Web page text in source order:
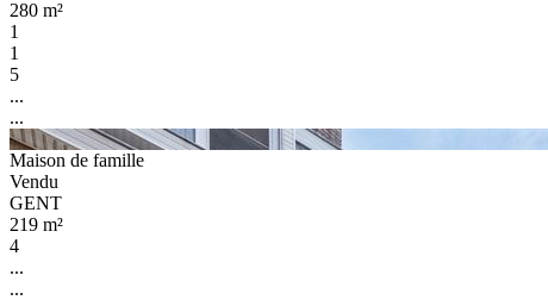
280 m²
1
1
5
...
...
Maison de famille
Vendu
GENT
219 m²
4
...
...